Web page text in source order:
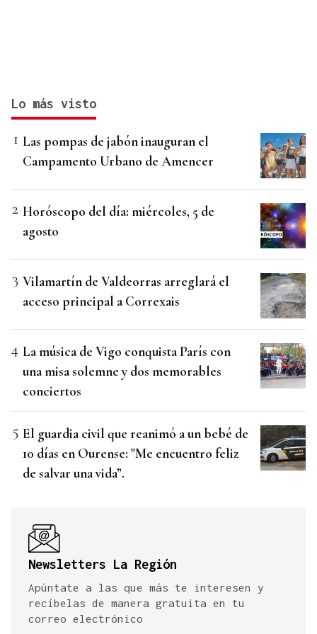
Lo más visto
Las pompas de jabón inauguran el
Campamento Urbano de Amencer
Horóscopo del día: miércoles, 5 de
agosto
Vilamartín de Valdeorras arreglará el
acceso principal a Correxais
La música de Vigo conquista París con
una misa solemne y dos memorables
conciertos
El guardia civil que reanimó a un bebé de
10 días en Ourense: "Me encuentro feliz
de salvar una vida”.
Newsletters La Región
Apúntate a las que más te interesen y
recíbelas de manera gratuita en tu
correo electrónico